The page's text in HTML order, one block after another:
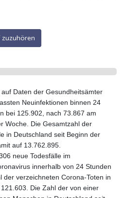
Daten der Gesundheitsämter
Neuinfektionen binnen 24
bei 125.902, nach 73.867 am
Woche. Die Gesamtzahl der
in Deutschland seit Beginn der
auf 13.762.895.
neue Todesfälle im
innerhalb von 24 Stunden
der verzeichneten Corona-Toten in
Die Zahl der von einer